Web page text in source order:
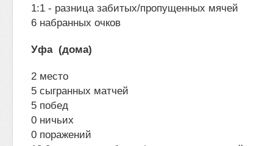
1:1 - разница забитых/пропущенных мячей
6 набранных очков
Уфа (дома)
2 место
5 сыгранных матчей
5 побед
0 ничьих
0 поражений